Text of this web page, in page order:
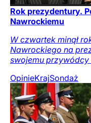
Rok prezydentury.
Nawrockiemu
W czwartek minął
Nawrockiego na
swojemu przywódcy
OpinieKrajSondaż